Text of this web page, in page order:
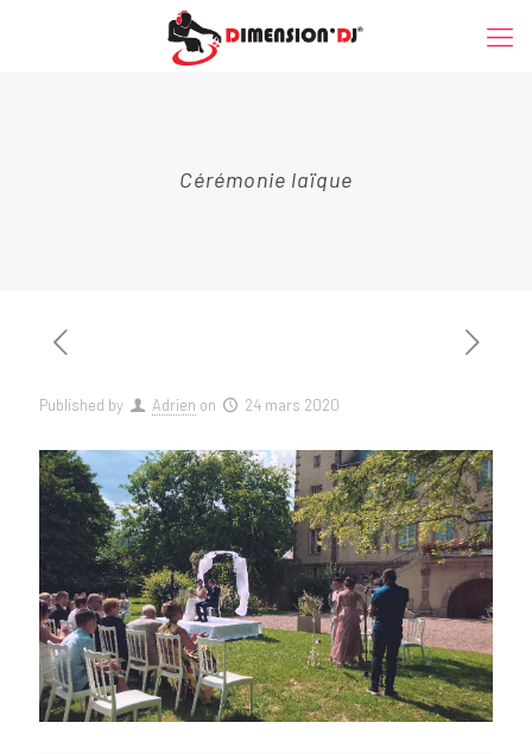
Cérémonie laïque
Published by Adrien on 24 mars 2020